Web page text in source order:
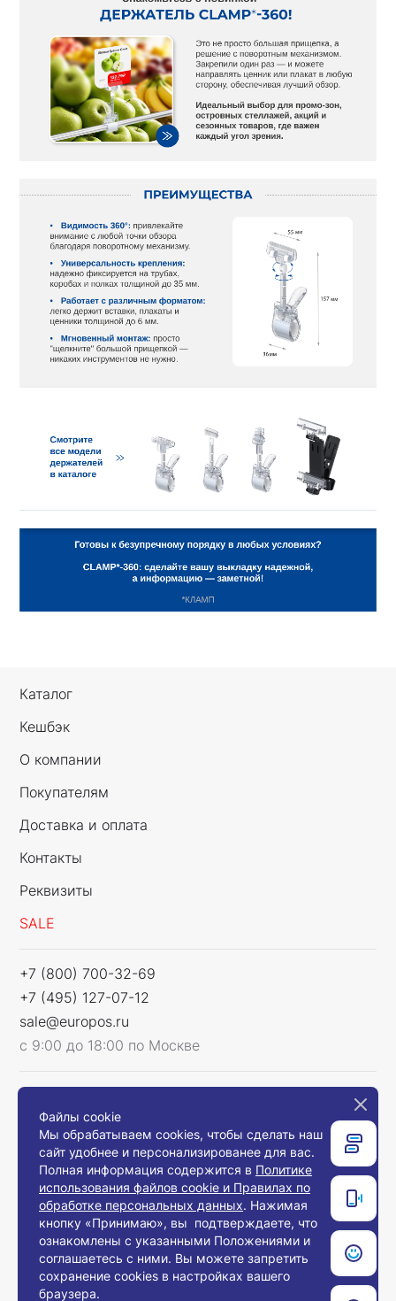
Каталог
Кешбэк
О компании
Покупателям
Доставка и оплата
Контакты
Реквизиты
SALE
+7 (800) 700-32-69
+7 (495) 127-07-12
sale@europos.ru
с 9:00 до 18:00 по Москве
Связаться с нами
© 2008-2026, Компания «Европос Групп». Все
права защищены.
Файлы cookie
Мы обрабатываем cookies, чтобы сделать наш
сайт удобнее и персонализированее для вас.
Полная информация содержится в Политике
использования файлов cookie и Правилах по
обработке персональных данных. Нажимая
кнопку «Принимаю», вы подтверждаете, что
ознакомлены с указанными Положениями и
соглашаетесь с ними. Вы можете запретить
сохранение cookies в настройках вашего
браузера.